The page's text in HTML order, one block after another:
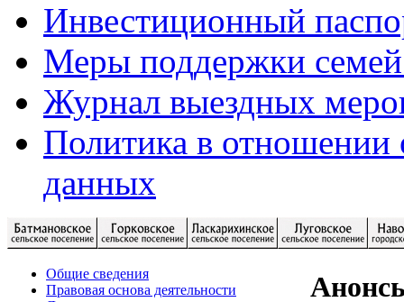
Инвестиционный
Меры поддержки
Журнал выездных
Политика в отношении
данных
Общие сведения
Правовая основа деятельности